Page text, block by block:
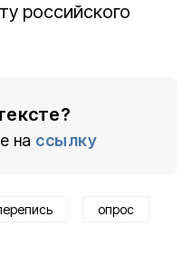
российского
на ссылку
опрос